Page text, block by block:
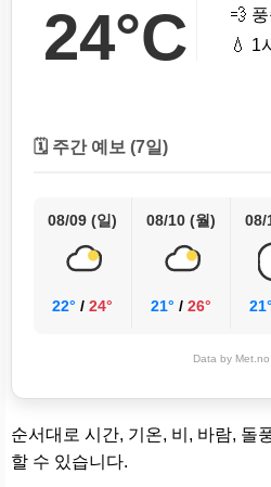
24°C
💨
💧 1
🗓️ 주간 예보 (7일)
08/09 (일)
22° / 24°
08/10 (월)
21° / 26°
08/
21°
Data by
순서대로 시간, 기온, 비, 바람, 돌
할 수 있습니다.